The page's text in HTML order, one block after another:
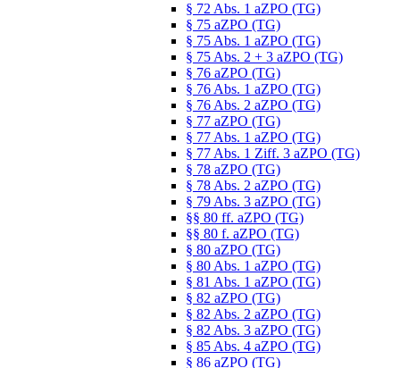
§ 72 Abs. 1 aZPO (TG)
§ 75 aZPO (TG)
§ 75 Abs. 1 aZPO (TG)
§ 75 Abs. 2 + 3 aZPO (TG)
§ 76 aZPO (TG)
§ 76 Abs. 1 aZPO (TG)
§ 76 Abs. 2 aZPO (TG)
§ 77 aZPO (TG)
§ 77 Abs. 1 aZPO (TG)
§ 77 Abs. 1 Ziff. 3 aZPO (TG)
§ 78 aZPO (TG)
§ 78 Abs. 2 aZPO (TG)
§ 79 Abs. 3 aZPO (TG)
§§ 80 ff. aZPO (TG)
§§ 80 f. aZPO (TG)
§ 80 aZPO (TG)
§ 80 Abs. 1 aZPO (TG)
§ 81 Abs. 1 aZPO (TG)
§ 82 aZPO (TG)
§ 82 Abs. 2 aZPO (TG)
§ 82 Abs. 3 aZPO (TG)
§ 85 Abs. 4 aZPO (TG)
§ 86 aZPO (TG)